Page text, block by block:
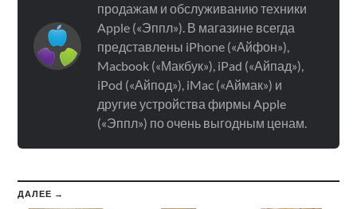
продажам и обслуживанию техники
Apple («Эппл»). В магазине всегда
представлены iPhone («Айфон»),
Macbook («Макбук»), iPad («Айпад»),
iPod («Айпод»), iMac («Аймак») и
другие устройства фирмы Apple
(«Эппл») по очень выгодным ценам.
ДАЛЕЕ →